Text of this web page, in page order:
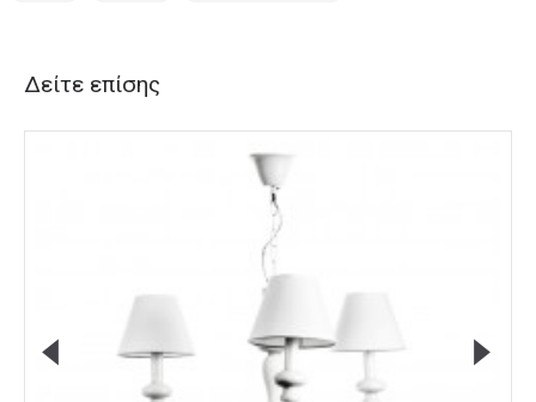
Δείτε επίσης